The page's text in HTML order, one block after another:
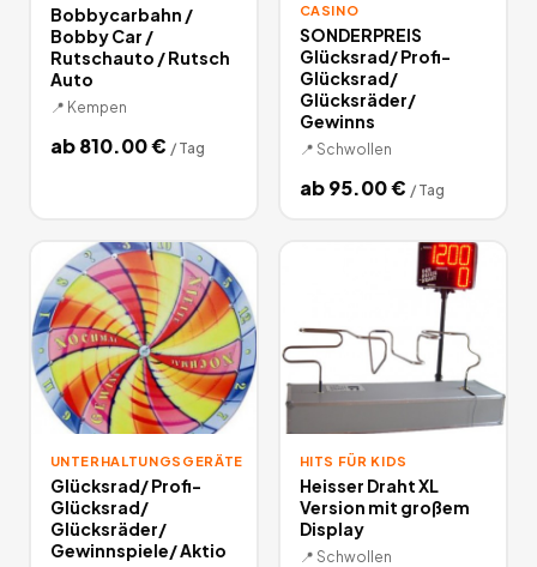
Bobbycarbahn /
Bobby Car /
Rutschauto / Rutsch
Auto
📍 Kempen
ab810.00€ / Tag
CASINO
SONDERPREIS
Glücksrad/ Profi-
Glücksrad/
Glücksräder/
Gewinns
📍 Schwollen
ab95.00€ / Tag
UNTERHALTUNGSGERÄTE
Glücksrad/ Profi-
Glücksrad/
Glücksräder/
Gewinnspiele/ Aktio
HITS FÜR KIDS
Heisser Draht XL
Version mit großem
Display
📍 Schwollen